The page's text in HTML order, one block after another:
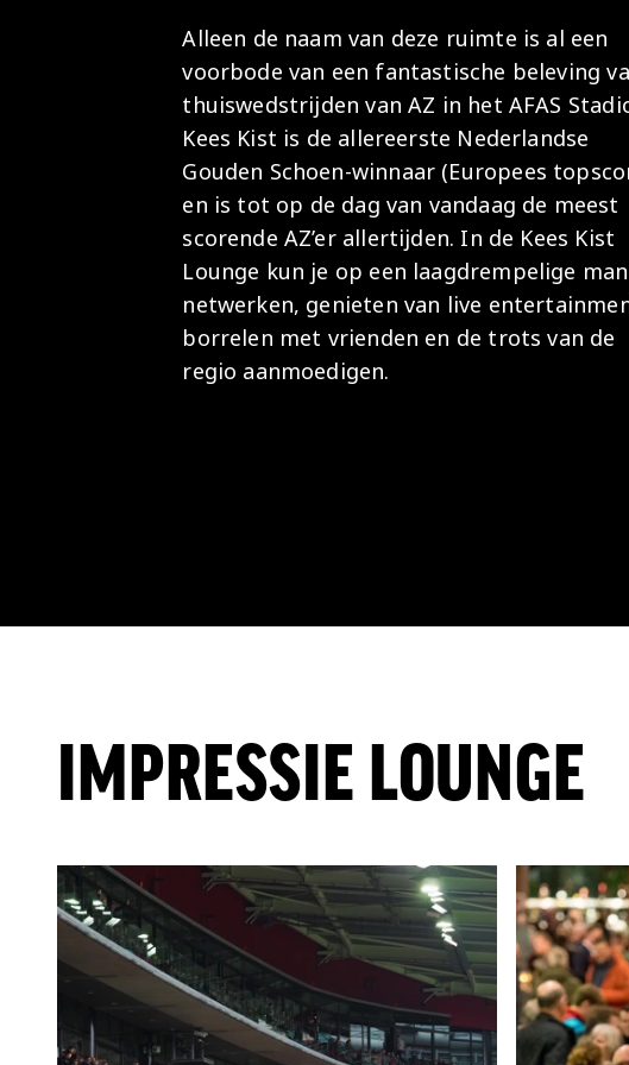
Alleen de naam van deze ruimte is al een
voorbode van een fantastische beleving
thuiswedstrijden van AZ in het AFAS
Kees Kist is de allereerste Nederlandse
Gouden Schoen-winnaar (Europees
en is tot op de dag van vandaag de meest
scorende AZ’er allertijden. In de Kees Kist
Lounge kun je op een laagdrempelige
netwerken, genieten van live
borrelen met vrienden en de trots van de
regio aanmoedigen.
IMPRESSIE LOUNGE